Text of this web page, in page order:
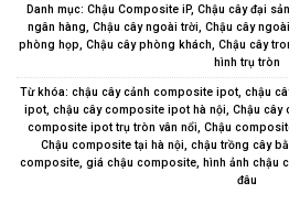
Danh mục: Chậu Composite iP, Chậu cây đại
ngân hàng, Chậu cây ngoài trời, Chậu cây
phòng họp, Chậu cây phòng khách, Chậu cây
hình trụ tròn
Từ khóa: chậu cây cảnh composite ipot, chậu
ipot, chậu cây composite ipot hà nội, Chậu cây
composite ipot trụ tròn vân nổi, Chậu
Chậu composite tại hà nội, chậu trồng cây
composite, giá chậu composite, hình ảnh chậu
đâu